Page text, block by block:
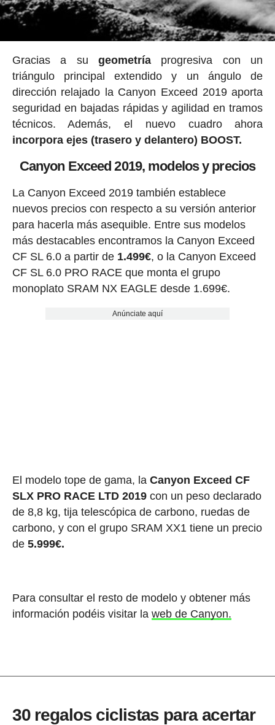
Gracias a su geometríaprogresiva con un
triángulo principal extendido y un ángulo de
dirección relajado la Canyon Exceed 2019 aporta
seguridad en bajadas rápidas y agilidad en tramos
técnicos. Además, el nuevo cuadro ahora
incorpora ejes (trasero y delantero) BOOST.
Canyon Exceed 2019, modelos y precios
La Canyon Exceed 2019 también establece
nuevos precios con respecto a su versión anterior
para hacerla más asequible. Entre sus modelos
más destacables encontramos la Canyon Exceed
CF SL 6.0 a partir de 1.499€, o la Canyon Exceed
CF SL 6.0 PRO RACE que monta el grupo
monoplato SRAM NX EAGLE desde 1.699€.
Anúnciate aquí
El modelo tope de gama, la Canyon Exceed CF
SLX PRO RACE LTD 2019con un peso declarado
de 8,8 kg, tija telescópica de carbono, ruedas de
carbono, y con el grupo SRAM XX1 tiene un precio
de 5.999€.
Para consultar el resto de modelo y obtener más
información podéis visitar la web de Canyon.
30 regalos ciclistas para acertar